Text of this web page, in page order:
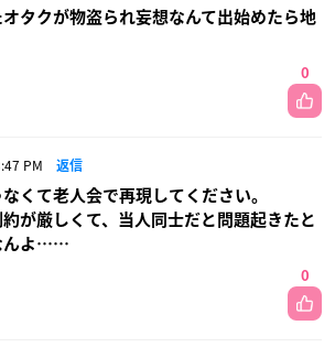
タクが物盗られ妄想なんて出始めたら地
0
PM 返信
くて老人会で再現してください。
が厳しくて、当人同士だと問題起きたと
んよ……
0